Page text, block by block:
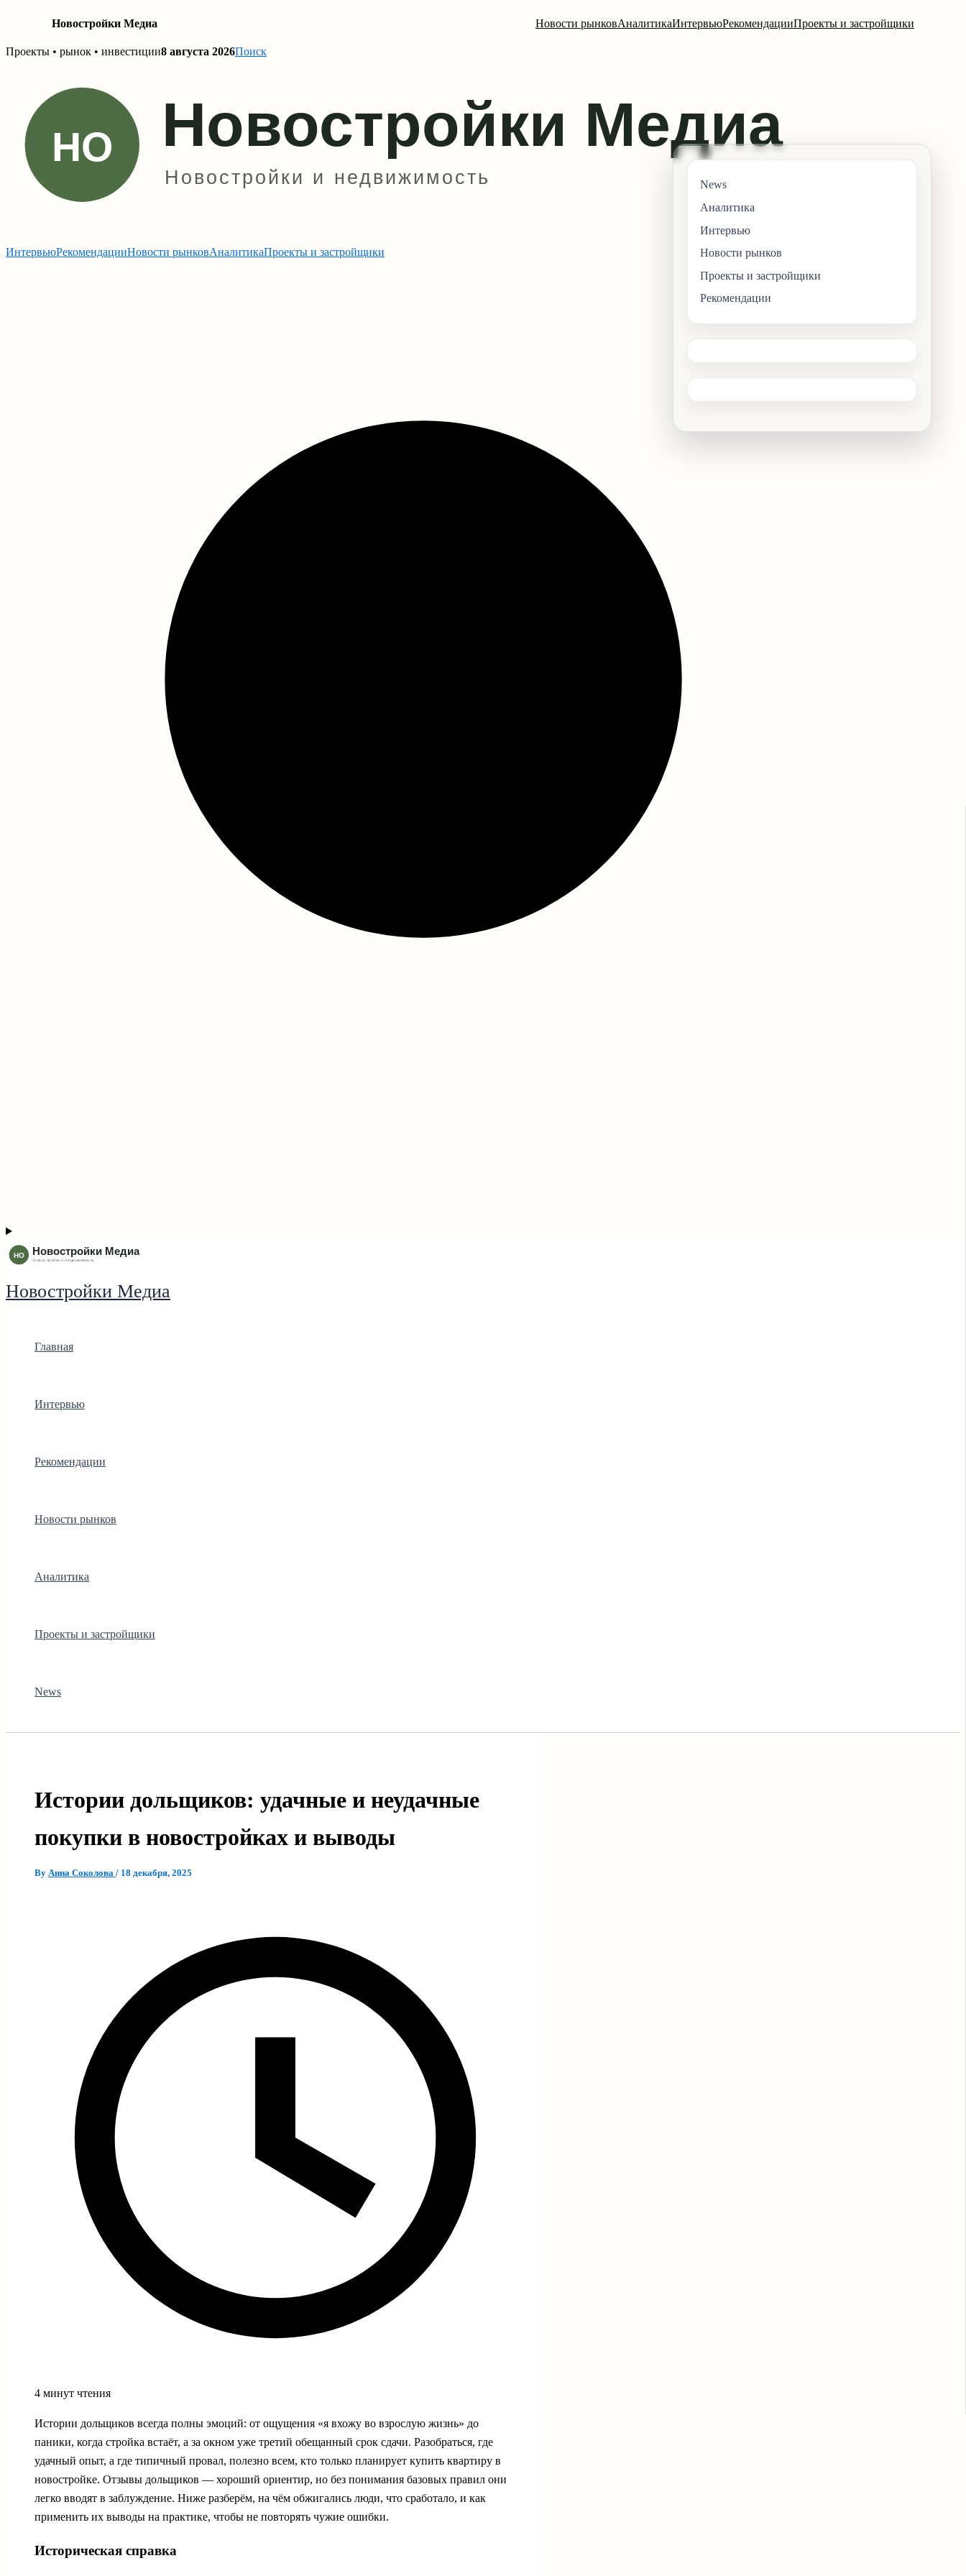
Новостройки Медиа Новости рынковАналитикаИнтервьюРекомендацииПроекты и застройщики
Skip
Проекты • рынок • инвестиции8 августа 2026Поиск
ИнтервьюРекомендацииНовости рынковАналитикаПроекты и застройщики
Новостройки Медиа
Главная
Интервью
Рекомендации
Новости рынков
Аналитика
Проекты и застройщики
News
Истории дольщиков: удачные и неудачные
покупки в новостройках и выводы
By Анна Соколова / 18 декабря, 2025
4 минут чтения
Истории дольщиков всегда полны эмоций: от ощущения «я вхожу во взрослую жизнь» до
паники, когда стройка встаёт, а за окном уже третий обещанный срок сдачи. Разобраться, где
удачный опыт, а где типичный провал, полезно всем, кто только планирует купить квартиру в
новостройке. Отзывы дольщиков — хороший ориентир, но без понимания базовых правил они
легко вводят в заблуждение. Ниже разберём, на чём обжигались люди, что сработало, и как
применить их выводы на практике, чтобы не повторять чужие ошибки.
Историческая справка
News
Аналитика
Интервью
Новости рынков
Проекты и застройщики
Рекомендации